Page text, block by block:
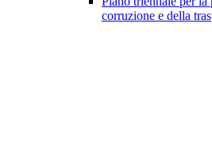
corruzione e della